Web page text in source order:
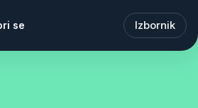
se Izbornik